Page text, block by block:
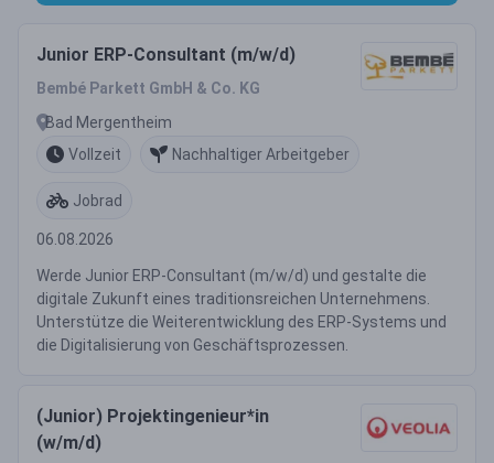
Junior ERP-Consultant (m/w/d)
Bembé Parkett GmbH & Co. KG
Bad Mergentheim
Vollzeit
Nachhaltiger Arbeitgeber
Jobrad
06.08.2026
Werde Junior ERP-Consultant (m/w/d) und gestalte die
digitale Zukunft eines traditionsreichen Unternehmens.
Unterstütze die Weiterentwicklung des ERP-Systems und
die Digitalisierung von Geschäftsprozessen.
(Junior) Projektingenieur*in
(w/m/d)